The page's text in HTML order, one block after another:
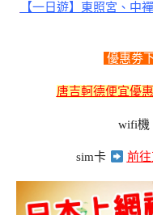
【一日遊】東照宮、中
優惠劵
唐吉軻德便宜優
wifi機
sim卡 前